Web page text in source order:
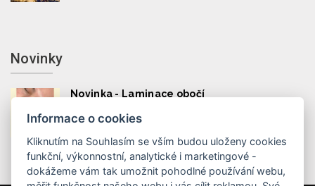
Novinky
Novinka - Laminace obočí
Informace o cookies
Kliknutím na Souhlasím se vším budou uloženy cookies
funkční, výkonnostní, analytické i marketingové -
dokážeme vám tak umožnit pohodlné používání webu,